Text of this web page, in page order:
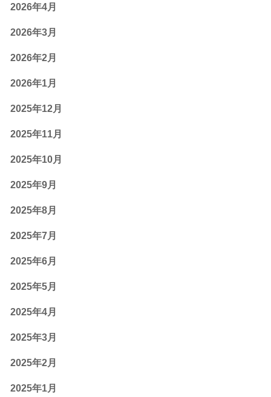
2026年4月
2026年3月
2026年2月
2026年1月
2025年12月
2025年11月
2025年10月
2025年9月
2025年8月
2025年7月
2025年6月
2025年5月
2025年4月
2025年3月
2025年2月
2025年1月